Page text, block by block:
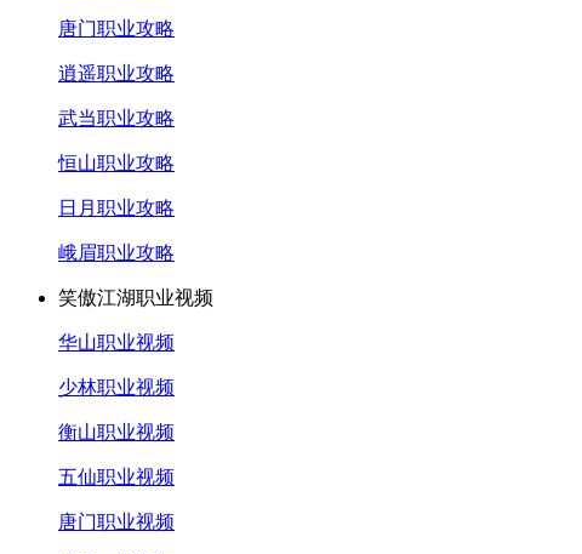
唐门职业攻略
逍遥职业攻略
武当职业攻略
恒山职业攻略
日月职业攻略
峨眉职业攻略
笑傲江湖职业视频
华山职业视频
少林职业视频
衡山职业视频
五仙职业视频
唐门职业视频